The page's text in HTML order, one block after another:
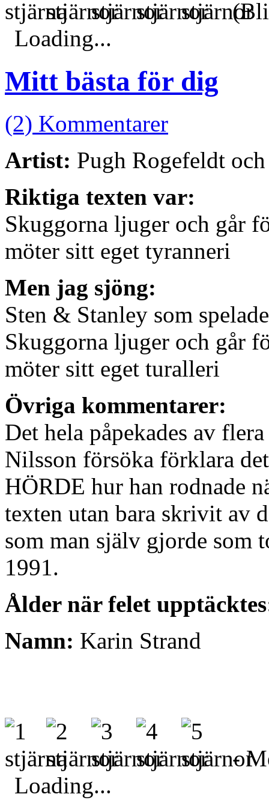
(Bli
Loading...
Mitt bästa för dig
(2) Kommentarer
Artist: Pugh Rogefeldt
Riktiga texten var:
Skuggorna ljuger och går
möter sitt eget tyranneri
Men jag sjöng:
Sten & Stanley som
Skuggorna ljuger och går
möter sitt eget turalleri
Övriga kommentarer:
Det hela påpekades av
Nilsson försöka förklara
HÖRDE hur han rodnade
texten utan bara skrivit av
som man själv gjorde som
1991.
Ålder när felet
Namn: Karin Strand
-
Loading...